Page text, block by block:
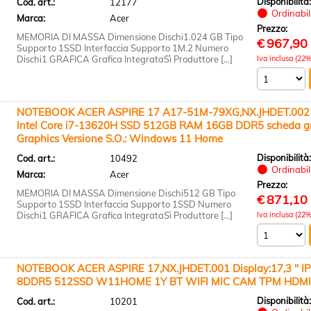
Marca:
Acer
MEMORIA DI MASSA Dimensione Dischi1.024 GB Tipo
Supporto 1SSD Interfaccia Supporto 1M.2 Numero
Dischi1 GRAFICA Grafica IntegrataSì Produttore [...]
Prezzo:
€967,90
Iva inclusa
NOTEBOOK ACER ASPIRE 17 A17-51M-
Intel Core i7-13620H SSD 512GB RAM 16GB DDR5 scheda
Graphics Versione S.O.: Windows 11 Home
Cod. art.:
10492
Marca:
Acer
MEMORIA DI MASSA Dimensione Dischi512 GB Tipo
Supporto 1SSD Interfaccia Supporto 1SSD Numero
Dischi1 GRAFICA Grafica IntegrataSì Produttore [...]
Prezzo:
€871,10
Iva inclusa
NOTEBOOK ACER ASPIRE 17,NX.JHDET.001 Display:17,3 ''
8DDR5 512SSD W11HOME 1Y BT WIFI MIC CAM TPM
Cod. art.: 10201